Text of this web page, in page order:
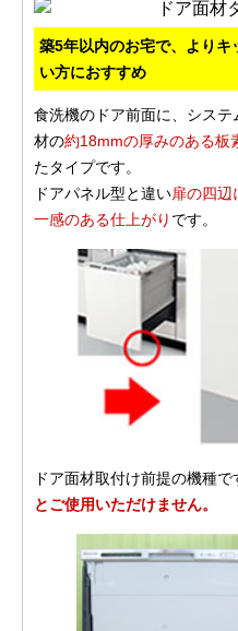
築5年以内のお宅で、よりキ
い方におすすめ
食洗機のドア前面に、シス
材の約18mmの厚みのある板
たタイプです。
ドアパネル型と違い扉の四
一感のある仕上がり です。
ドア面材取付け前提の機種で
とご使用いただけません。